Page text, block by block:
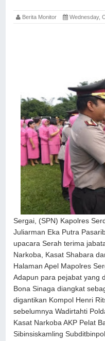
Berita Monitor Wednesday,
Sergai, (SPN) Kapolres
Juliarman Eka Putra
upacara Serah terima
Narkoba, Kasat Shabara
Halaman Apel Mapolres
Adapun para pejabat yang
Bona Sinaga diangkat
digantikan Kompol Henri
sebelumnya Wadirtahti
Kasat Narkoba AKP Pelat
Sibinsiskamling